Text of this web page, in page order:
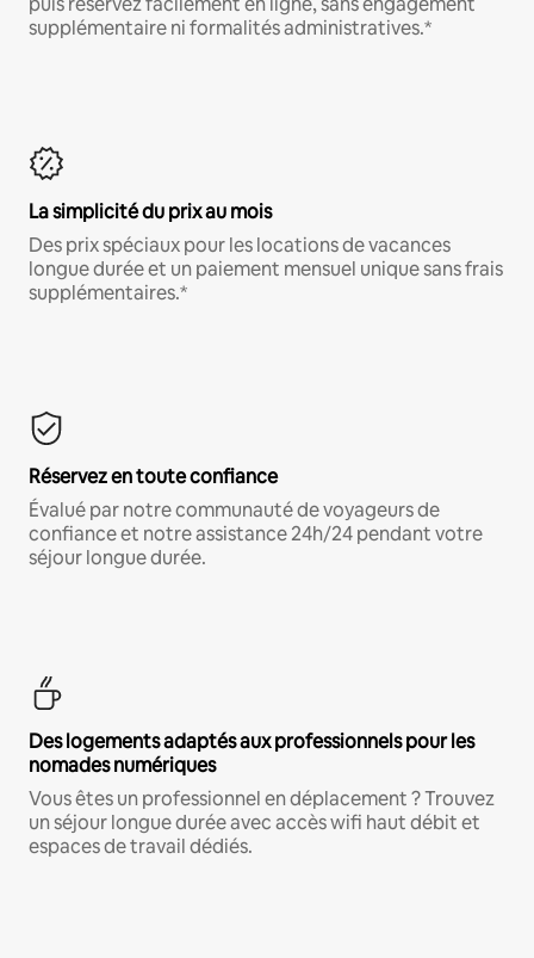
supplémentaire ni formalités administratives.*
La simplicité du prix au mois
Des prix spéciaux pour les locations de vacances
longue durée et un paiement mensuel unique sans frais
supplémentaires.*
Réservez en toute confiance
Évalué par notre communauté de voyageurs de
confiance et notre assistance 24h/24 pendant votre
séjour longue durée.
Des logements adaptés aux professionnels pour les
nomades numériques
Vous êtes un professionnel en déplacement ? Trouvez
un séjour longue durée avec accès wifi haut débit et
espaces de travail dédiés.